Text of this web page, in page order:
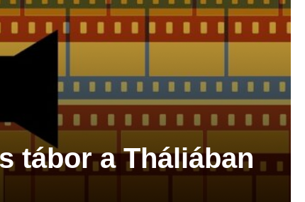
tábor a Tháliában